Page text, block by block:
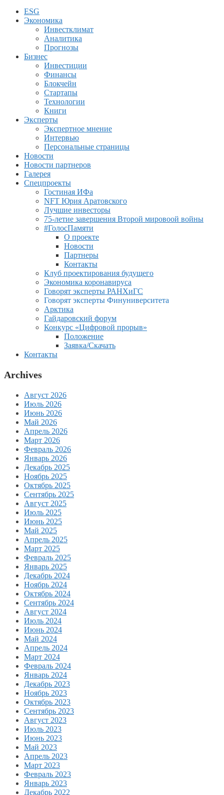
ESG
Экономика
Инвестклимат
Аналитика
Прогнозы
Бизнес
Инвестиции
Финансы
Блокчейн
Стартапы
Технологии
Книги
Эксперты
Экспертное мнение
Интервью
Персональные страницы
Новости
Новости партнеров
Галерея
Спецпроекты
Гостиная ИФа
NFT Юрия Аратовского
Лучшие инвесторы
75-летие завершения Второй мировоой войны
#ГолосПамяти
О проекте
Новости
Партнеры
Контакты
Клуб проектирования будущего
Экономика коронавируса
Говорят эксперты РАНХиГС
Говорят эксперты Финуниверситета
Арктика
Гайдаровский форум
Конкурс «Цифровой прорыв»
Положение
Заявка/Скачать
Контакты
Archives
Август 2026
Июль 2026
Июнь 2026
Май 2026
Апрель 2026
Март 2026
Февраль 2026
Январь 2026
Декабрь 2025
Ноябрь 2025
Октябрь 2025
Сентябрь 2025
Август 2025
Июль 2025
Июнь 2025
Май 2025
Апрель 2025
Март 2025
Февраль 2025
Январь 2025
Декабрь 2024
Ноябрь 2024
Октябрь 2024
Сентябрь 2024
Август 2024
Июль 2024
Июнь 2024
Май 2024
Апрель 2024
Март 2024
Февраль 2024
Январь 2024
Декабрь 2023
Ноябрь 2023
Октябрь 2023
Сентябрь 2023
Август 2023
Июль 2023
Июнь 2023
Май 2023
Апрель 2023
Март 2023
Февраль 2023
Январь 2023
Декабрь 2022